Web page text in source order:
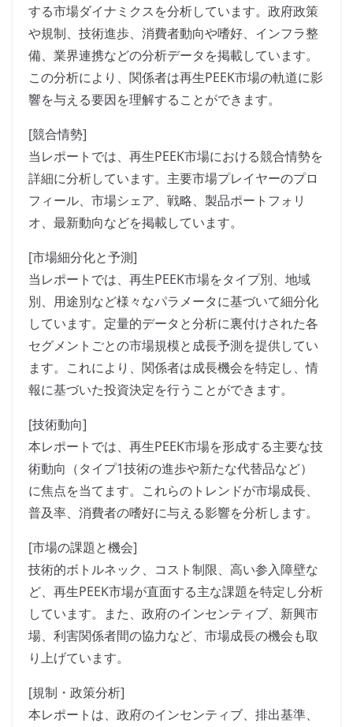
する市場ダイナミクスを分析しています。政府政策
や規制、技術進歩、消費者動向や嗜好、インフラ整
備、業界連携などの分析データを掲載しています。
この分析により、関係者は再生PEEK市場の軌道に影
響を与える要因を理解することができます。
[競合情勢]
当レポートでは、再生PEEK市場における競合情勢を
詳細に分析しています。主要市場プレイヤーのプロ
フィール、市場シェア、戦略、製品ポートフォリ
オ、最新動向などを掲載しています。
[市場細分化と予測]
当レポートでは、再生PEEK市場をタイプ別、地域
別、用途別など様々なパラメータに基づいて細分化
しています。定量的データと分析に裏付けされた各
セグメントごとの市場規模と成長予測を提供してい
ます。これにより、関係者は成長機会を特定し、情
報に基づいた投資決定を行うことができます。
[技術動向]
本レポートでは、再生PEEK市場を形成する主要な技
術動向（タイプ1技術の進歩や新たな代替品など）
に焦点を当てます。これらのトレンドが市場成長、
普及率、消費者の嗜好に与える影響を分析します。
[市場の課題と機会]
技術的ボトルネック、コスト制限、高い参入障壁な
ど、再生PEEK市場が直面する主な課題を特定し分析
しています。また、政府のインセンティブ、新興市
場、利害関係者間の協力など、市場成長の機会も取
り上げています。
[規制・政策分析]
本レポートは、政府のインセンティブ、排出基準、